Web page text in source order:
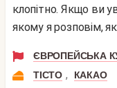
клопітно. Якщо ви
якому я розповім,
ЄВРОПЕЙСЬКА
ТІСТО ,
КАКАО